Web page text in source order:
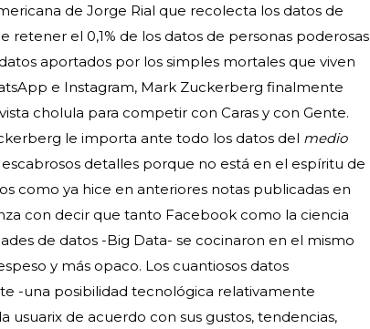
de Jorge Rial que recolecta los datos de
retener el 0,1% de los datos de personas poderosas
aportados por los simples mortales que viven
e Instagram, Mark Zuckerberg finalmente
cholula para competir con Caras y con Gente.
le importa ante todo los datos del medio
detalles porque no está en el espíritu de
como ya hice en anteriores notas publicadas en
con decir que tanto Facebook como la ciencia
de datos -Big Data- se cocinaron en el mismo
y más opaco. Los cuantiosos datos
-una posibilidad tecnológica relativamente
usuarix de acuerdo con sus gustos, tendencias,